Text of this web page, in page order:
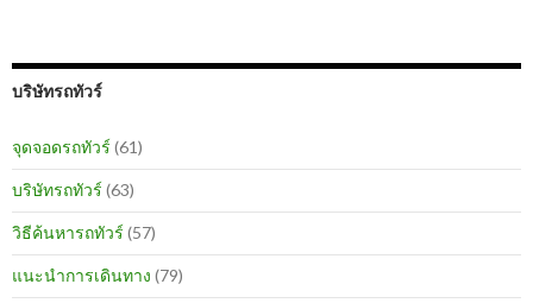
บริษัทรถทัวร์
จุดจอดรถทัวร์ (61)
บริษัทรถทัวร์ (63)
วิธีค้นหารถทัวร์ (57)
แนะนำการเดินทาง (79)